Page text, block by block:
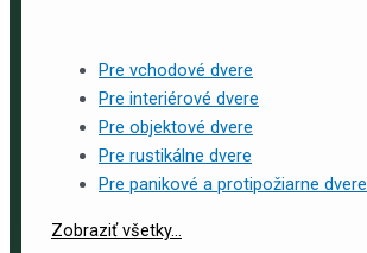
Pre vchodové dvere
Pre interiérové dvere
Pre objektové dvere
Pre rustikálne dvere
Pre panikové a protipožiarne dvere
Zobraziť všetky...